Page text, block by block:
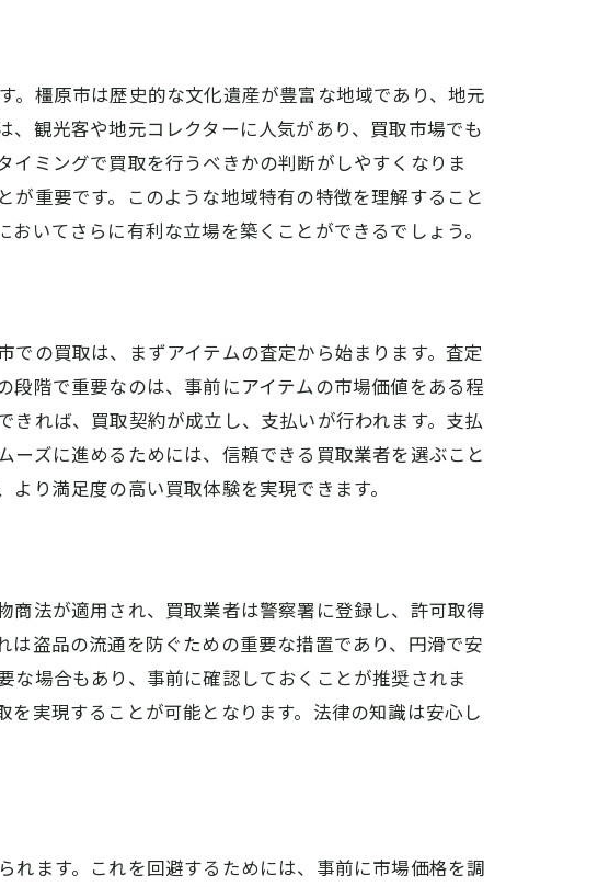
橿原市は歴史的な文化遺産が豊富な地域であり、地元
観光客や地元コレクターに人気があり、買取市場でも
ミングで買取を行うべきかの判断がしやすくなりま
重要です。このような地域特有の特徴を理解すること
いてさらに有利な立場を築くことができるでしょう。
の買取は、まずアイテムの査定から始まります。査定
階で重要なのは、事前にアイテムの市場価値をある程
れば、買取契約が成立し、支払いが行われます。支払
ズに進めるためには、信頼できる買取業者を選ぶこと
り満足度の高い買取体験を実現できます。
法が適用され、買取業者は警察署に登録し、許可取得
盗品の流通を防ぐための重要な措置であり、円滑で安
場合もあり、事前に確認しておくことが推奨されま
実現することが可能となります。法律の知識は安心し
ます。これを回避するためには、事前に市場価格を調